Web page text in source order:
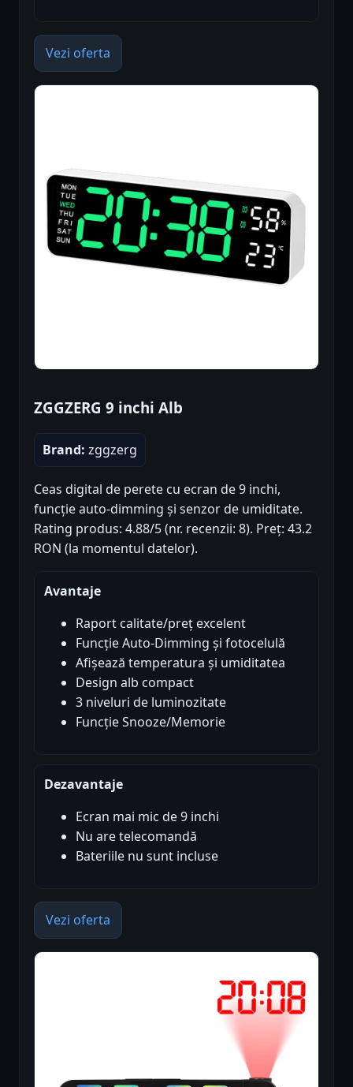
Vezi oferta
ZGGZERG 9 inchi Alb
Brand: zggzerg
Ceas digital de perete cu ecran de 9 inchi,
funcție auto-dimming și senzor de umiditate.
Rating produs: 4.88/5 (nr. recenzii: 8). Preț: 43.2
RON (la momentul datelor).
Avantaje
Raport calitate/preț excelent
Funcție Auto-Dimming și fotocelulă
Afișează temperatura și umiditatea
Design alb compact
3 niveluri de luminozitate
Funcție Snooze/Memorie
Dezavantaje
Ecran mai mic de 9 inchi
Nu are telecomandă
Bateriile nu sunt incluse
Vezi oferta